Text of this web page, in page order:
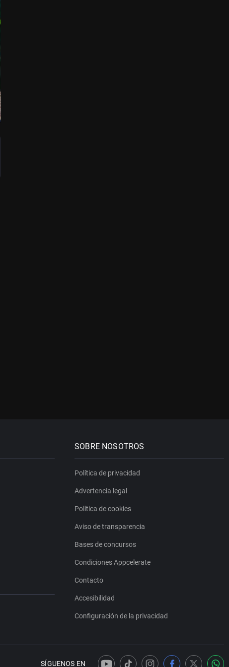
SOBRE NOSOTROS
Política de privacidad
Advertencia legal
Política de cookies
Aviso de transparencia
Bases de concursos
Condiciones Appcelerate
Contacto
Accesibilidad
Configuración de la privacidad
SÍGUENOS EN